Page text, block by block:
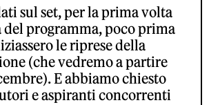
sul set, per la prima volta
del programma, poco prima
le riprese della
(che vedremo a partire
E abbiamo chiesto
e aspiranti concorrenti